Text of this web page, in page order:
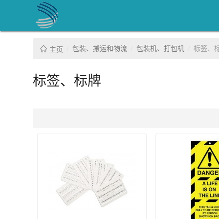
主页 包装、搬运和物流 包装机、打包机 标签、
标签、标牌